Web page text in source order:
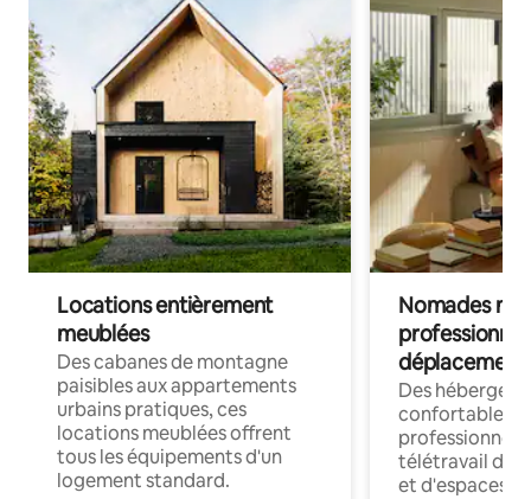
Locations entièrement
meublées
Des cabanes de montagne
paisibles aux appartements
urbains pratiques, ces
locations meublées offrent
tous les équipements d'un
logement standard.
Nomades
déplacement
Des
confortables
professionnels
télétravail
et d'espaces